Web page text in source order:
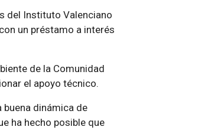
del Instituto Valenciano
un préstamo a interés
de la Comunidad
el apoyo técnico.
buena dinámica de
ha hecho posible que